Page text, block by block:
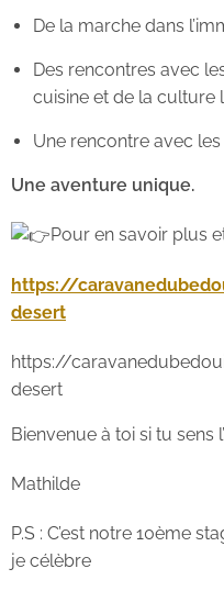
De la marche dans
Des rencontres avec
cuisine et de la culture
Une rencontre avec
Une aventure unique.
Pour en savoir plus
https://
desert
https://
desert
Bienvenue à toi si tu sens
Mathilde
P.S : C’est notre 10ème
je célèbre